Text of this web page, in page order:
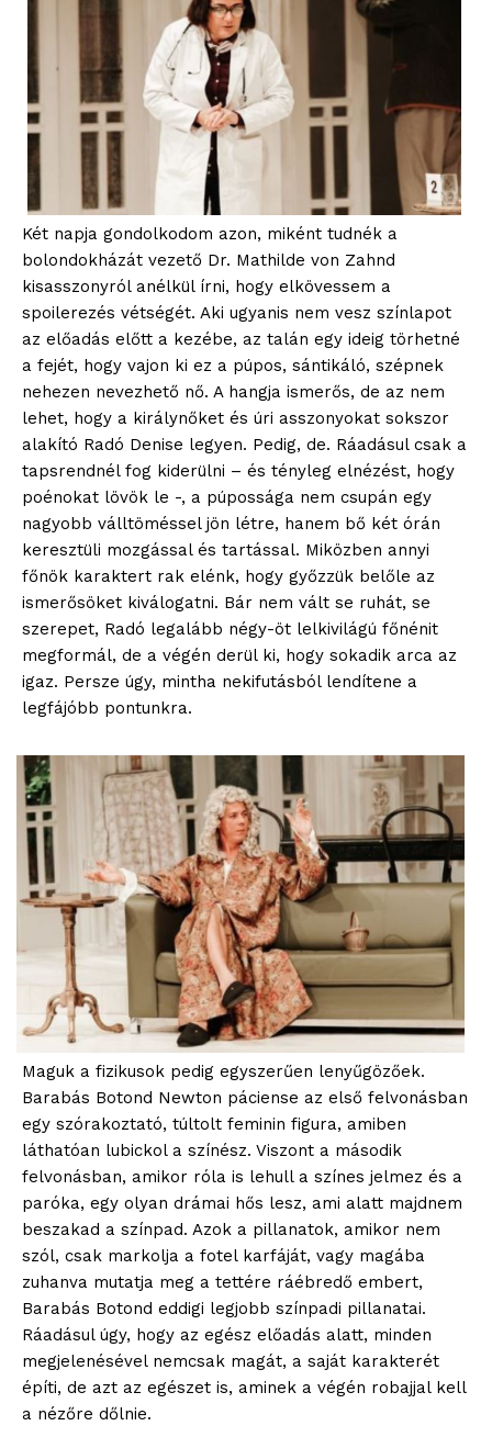
Két napja gondolkodom azon, miként tudnék a
bolondokházát vezető Dr. Mathilde von Zahnd
kisasszonyról anélkül írni, hogy elkövessem a
spoilerezés vétségét. Aki ugyanis nem vesz színlapot
az előadás előtt a kezébe, az talán egy ideig törhetné
a fejét, hogy vajon ki ez a púpos, sántikáló, szépnek
nehezen nevezhető nő. A hangja ismerős, de az nem
lehet, hogy a királynőket és úri asszonyokat sokszor
alakító Radó Denise legyen. Pedig, de. Ráadásul csak a
tapsrendnél fog kiderülni – és tényleg elnézést, hogy
poénokat lövök le -, a púpossága nem csupán egy
nagyobb válltöméssel jön létre, hanem bő két órán
keresztüli mozgással és tartással. Miközben annyi
főnök karaktert rak elénk, hogy győzzük belőle az
ismerősöket kiválogatni. Bár nem vált se ruhát, se
szerepet, Radó legalább négy-öt lelkivilágú főnénit
megformál, de a végén derül ki, hogy sokadik arca az
igaz. Persze úgy, mintha nekifutásból lendítene a
legfájóbb pontunkra.
Maguk a fizikusok pedig egyszerűen lenyűgözőek.
Barabás Botond Newton páciense az első felvonásban
egy szórakoztató, túltolt feminin figura, amiben
láthatóan lubickol a színész. Viszont a második
felvonásban, amikor róla is lehull a színes jelmez és a
paróka, egy olyan drámai hős lesz, ami alatt majdnem
beszakad a színpad. Azok a pillanatok, amikor nem
szól, csak markolja a fotel karfáját, vagy magába
zuhanva mutatja meg a tettére ráébredő embert,
Barabás Botond eddigi legjobb színpadi pillanatai.
Ráadásul úgy, hogy az egész előadás alatt, minden
megjelenésével nemcsak magát, a saját karakterét
építi, de azt az egészet is, aminek a végén robajjal kell
a nézőre dőlnie.